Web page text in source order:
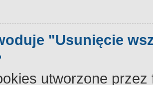
"Usunięcie
utworzone